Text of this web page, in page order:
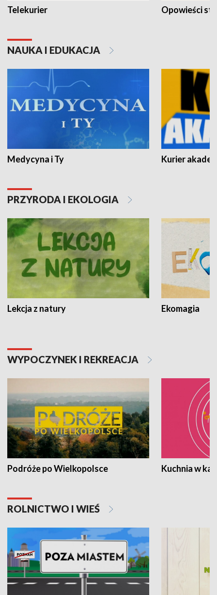
Telekurier Opowieści
NAUKA I EDUKACJA
Medycyna i Ty Kurier
PRZYRODA I EKOLOGIA
Lekcja z natury Ekomagia
WYPOCZYNEK I REKREACJA
Podróże po Wielkopolsce Kuchnia w
ROLNICTWO I WIEŚ